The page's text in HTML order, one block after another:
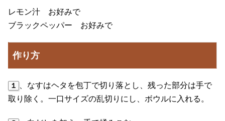
レモン汁 お好みで
ブラックペッパー お好みで
作り方
１ 、なすはヘタを包丁で切り落とし、残った部分は手で
取り除く。一口サイズの乱切りにし、ボウルに入れる。